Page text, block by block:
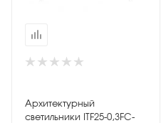
Архитектурный
светильники ITF25-0,3FC-